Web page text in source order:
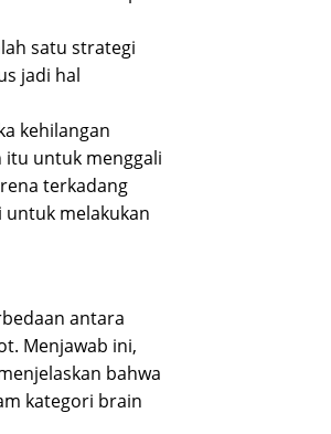
satu strategi
jadi hal
kehilangan
itu untuk menggali
terkadang
melakukan
antara
Menjawab ini,
bahwa
kategori brain